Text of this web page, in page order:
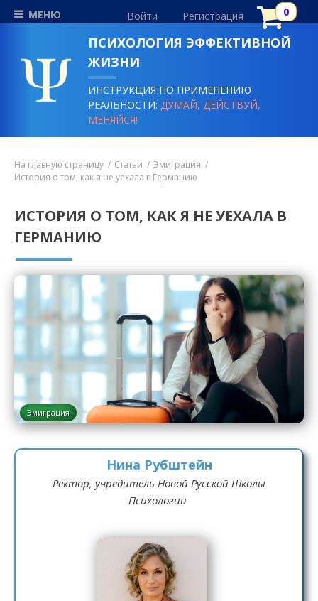
МЕНЮ Войти Регистрация
ПСИХОЛОГИЯ ЭФФЕКТИВНОЙ
ЖИЗНИ
ИНСТРУКЦИЯ ПО ПРИМЕНЕНИЮ
РЕАЛЬНОСТИ:ДУМАЙ, ДЕЙСТВУЙ,
МЕНЯЙСЯ!
На главную страницу Статьи
Эмиграция
История о том, как я не уехала в Германию
ИСТОРИЯ О ТОМ, КАК Я НЕ УЕХАЛА В
ГЕРМАНИЮ
Эмиграция
Нина Рубштейн
Ректор, учредитель Новой Русской Школы
Психологии